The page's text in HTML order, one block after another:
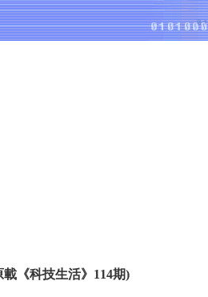
載《科技生活》114期)